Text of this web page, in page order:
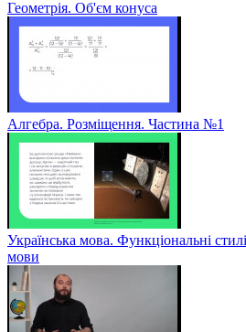
Геометрія. Об'єм конуса
Алгебра. Розміщення. Частина №1
Українська мова. Функціональні
мови